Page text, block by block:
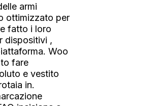
armi
ottimizzato per
fatto i loro
dispositivi ,
Woo
fare
e vestito
in.